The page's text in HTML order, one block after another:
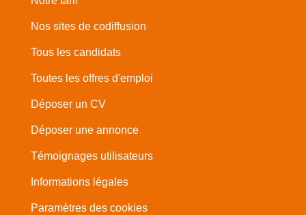
Nos sites de codiffusion
Tous les candidats
Toutes les offres d'emploi
Déposer un CV
Déposer une annonce
Témoignages utilisateurs
Informations légales
Paramètres des cookies